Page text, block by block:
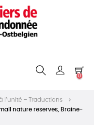
0
l’unité – Traductions
nature reserves, Braine-